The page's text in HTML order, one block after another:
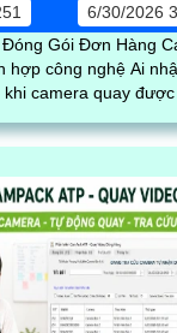
6/30/2026
Gói Đơn Hàng
hợp công nghệ Ai
khi camera quay